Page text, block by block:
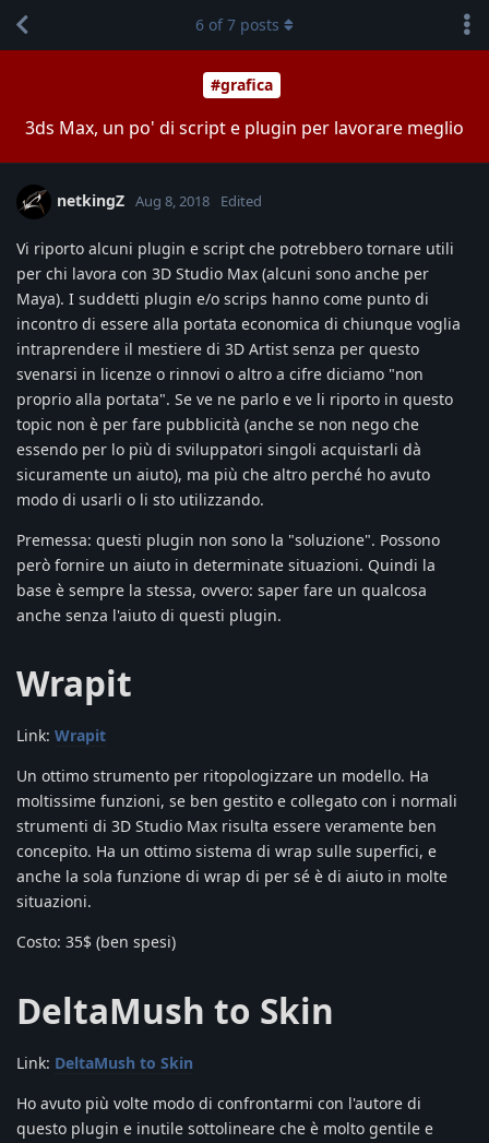
#grafica
3ds Max, un po' di script e plugin per lavorare meglio
6 of7 posts
netkingZ Aug 8, 2018 Edited
Vi riporto alcuni plugin e script che potrebbero tornare utili
per chi lavora con 3D Studio Max (alcuni sono anche per
Maya). I suddetti plugin e/o scrips hanno come punto di
incontro di essere alla portata economica di chiunque voglia
intraprendere il mestiere di 3D Artist senza per questo
svenarsi in licenze o rinnovi o altro a cifre diciamo "non
proprio alla portata". Se ve ne parlo e ve li riporto in questo
topic non è per fare pubblicità (anche se non nego che
essendo per lo più di sviluppatori singoli acquistarli dà
sicuramente un aiuto), ma più che altro perché ho avuto
modo di usarli o li sto utilizzando.
Premessa: questi plugin non sono la "soluzione". Possono
però fornire un aiuto in determinate situazioni. Quindi la
base è sempre la stessa, ovvero: saper fare un qualcosa
anche senza l'aiuto di questi plugin.
Wrapit
Link: Wrapit
Un ottimo strumento per ritopologizzare un modello. Ha
moltissime funzioni, se ben gestito e collegato con i normali
strumenti di 3D Studio Max risulta essere veramente ben
concepito. Ha un ottimo sistema di wrap sulle superfici, e
anche la sola funzione di wrap di per sé è di aiuto in molte
situazioni.
Costo: 35$ (ben spesi)
DeltaMush to Skin
Link: DeltaMush to Skin
Ho avuto più volte modo di confrontarmi con l'autore di
questo plugin e inutile sottolineare che è molto gentile e